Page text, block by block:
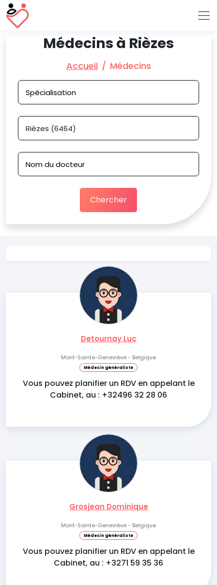
Médecins à Rièzes
Accueil Médecins
Chercher
Detournay Luc
Mont-Sainte-Geneviève - Belgique
Médecin généraliste
Vous pouvez planifier un RDV en appelant le
Cabinet, au : +32496 32 28 06
Grosjean Dominique
Mont-Sainte-Geneviève - Belgique
Médecin généraliste
Vous pouvez planifier un RDV en appelant le
Cabinet, au : +3271 59 35 36